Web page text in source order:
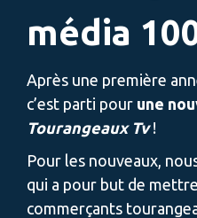
média
Après une première
c’est parti pour une
Tourangeaux Tv!
Pour les nouveaux,
qui a pour but de
commerçants